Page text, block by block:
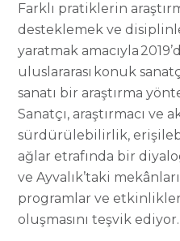
Farklı pratiklerin
desteklemek ve
yaratmak amacıyla
uluslararası konuk
sanatı bir araştırma
Sanatçı, araştırmacı ve
sürdürülebilirlik,
ağlar etrafında bir
ve Ayvalık’taki
programlar ve
oluşmasını teşvik ediyor.